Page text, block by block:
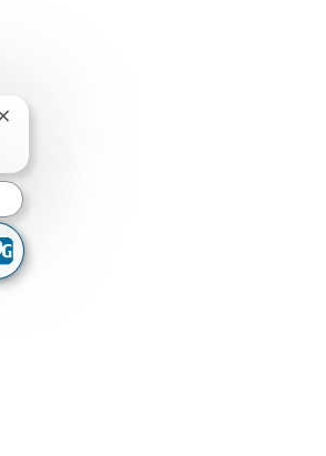
Cerrar notificación de chatbot